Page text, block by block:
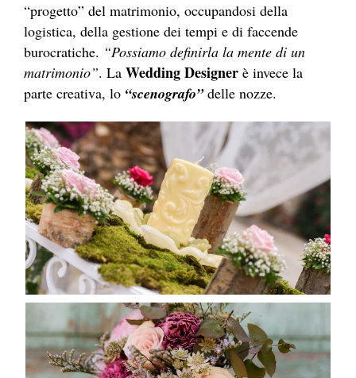
“progetto” del matrimonio, occupandosi della
logistica, della gestione dei tempi e di faccende
burocratiche. “Possiamo definirla la mente di un
matrimonio”. La Wedding Designer è invece la
parte creativa, lo “scenografo”delle nozze.